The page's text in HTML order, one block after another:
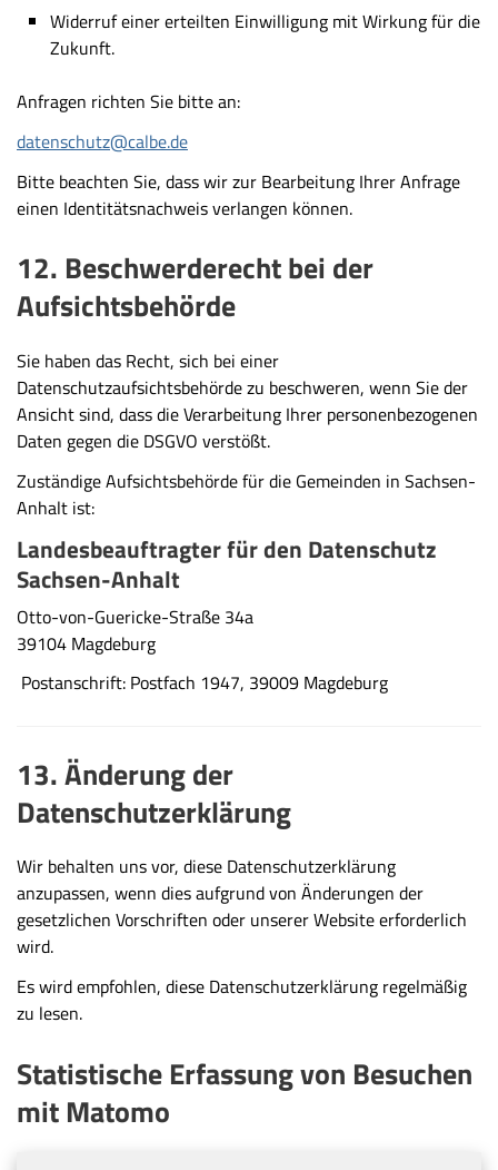
Widerruf einer erteilten Einwilligung mit Wirkung für die
Zukunft.
Anfragen richten Sie bitte an:
datenschutz@calbe.de
Bitte beachten Sie, dass wir zur Bearbeitung Ihrer Anfrage
einen Identitätsnachweisverlangen können.
12. Beschwerderecht bei der
Aufsichtsbehörde
Sie haben das Recht, sich bei einer
Datenschutzaufsichtsbehörde zu beschweren, wenn Sie der
Ansicht sind, dass die Verarbeitung Ihrer personenbezogenen
Daten gegen die DSGVO verstößt.
Zuständige Aufsichtsbehörde für die Gemeinden in Sachsen-
Anhalt ist:
Landesbeauftragter für den Datenschutz
Sachsen-Anhalt
Otto-von-Guericke-Straße 34a
39104 Magdeburg
Postanschrift: Postfach 1947, 39009 Magdeburg
13. Änderung der
Datenschutzerklärung
Wir behalten uns vor, diese Datenschutzerklärung
anzupassen, wenn dies aufgrund von Änderungen der
gesetzlichen Vorschriften oder unserer Website erforderlich
wird.
Es wird empfohlen, diese Datenschutzerklärung regelmäßig
zu lesen.
Statistische Erfassung von Besuchen
mit Matomo